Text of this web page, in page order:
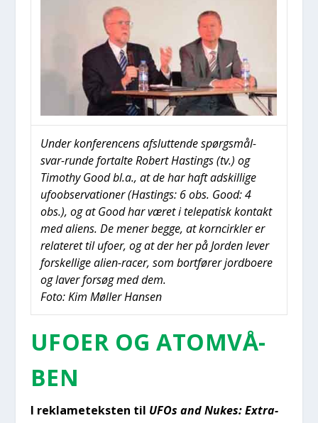
Under kon­fe­ren­cens afslut­ten­de spørgs­mål-
svar-run­de for­tal­te Robert Hastings (tv.) og
Timo­t­hy Good bl.a., at de har haft adskil­li­ge
ufoob­ser­va­tio­ner (Hastings: 6 obs. Good: 4
obs.), og at Good har været i tele­pa­tisk kon­takt
med ali­ens. De mener beg­ge, at kor­n­cirk­ler er
rela­te­ret til ufo­er, og at der her på Jor­den lever
for­skel­li­ge ali­en-racer, som bort­fø­rer jord­bo­e­re
og laver for­søg med dem.
Foto: Kim Møl­ler Han­sen
UFO­ER OG ATOM­VÅ­
BEN
I rek­la­me­teksten til UFOs and Nukes: Extra­